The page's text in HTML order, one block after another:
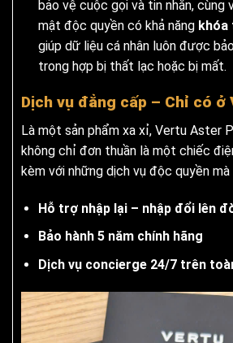
bảo vệ cuộc gọi và tin nhắn, cùng
mật độc quyền có khả năng khóa
giúp dữ liệu cá nhân luôn được
trong hợp bị thất lạc hoặc bị mất.
Dịch vụ đẳng cấp – Chỉ có ở
Là một sản phẩm xa xỉ, Vertu Aster
không chỉ đơn thuần là một chiếc
kèm với những dịch vụ độc quyền
Hỗ trợ nhập lại – nhập đổi lên
Bảo hành 5 năm chính hãng
Dịch vụ concierge 24/7 trên